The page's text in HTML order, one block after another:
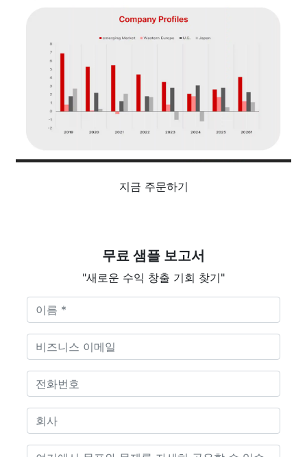
지금 주문하기
무료 샘플 보고서
"새로운 수익 창출 기회 찾기"